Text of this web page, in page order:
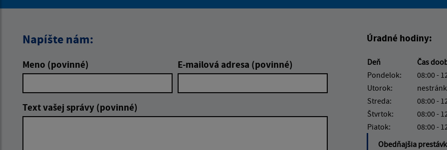
Napíšte nám:
Meno (povinné) E-mailová adresa (povinné)
Text vašej správy (povinné)
Úradné hodiny:
Deň Čas
Pondelok:
08:00 -
Utorok:
Streda:
08:00 -
Štvrtok:
08:00 -
Piatok:
08:00 -
Obedňajšia